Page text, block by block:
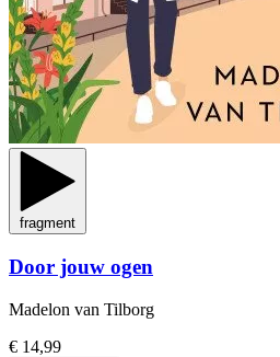
fragment
Door jouw ogen
Madelon van Tilborg
€ 14,99